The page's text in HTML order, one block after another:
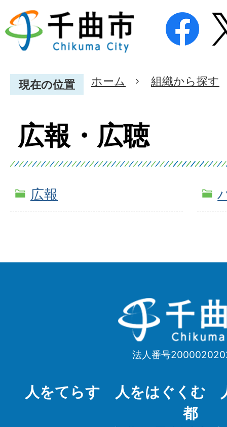
現在の位置 ホーム 組織から探す
広報・広聴
広報
千
曲
Chikuma
法人番号
人をてらす 人をはぐくむ
都